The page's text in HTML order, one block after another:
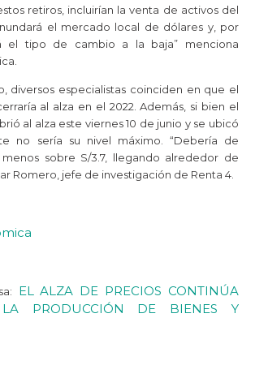
retiros, incluirían la venta de activos del
el mercado local de dólares y, por
el tipo de cambio a la baja” menciona
diversos especialistas coinciden en que el
al alza en el 2022. Además, si bien el
al alza este viernes 10 de junio y se ubicó
no sería su nivel máximo. “Debería de
sobre S/3.7, llegando alrededor de
Romero, jefe de investigación de Renta 4.
EL ALZA DE PRECIOS CONTINÚA
LA PRODUCCIÓN DE BIENES Y